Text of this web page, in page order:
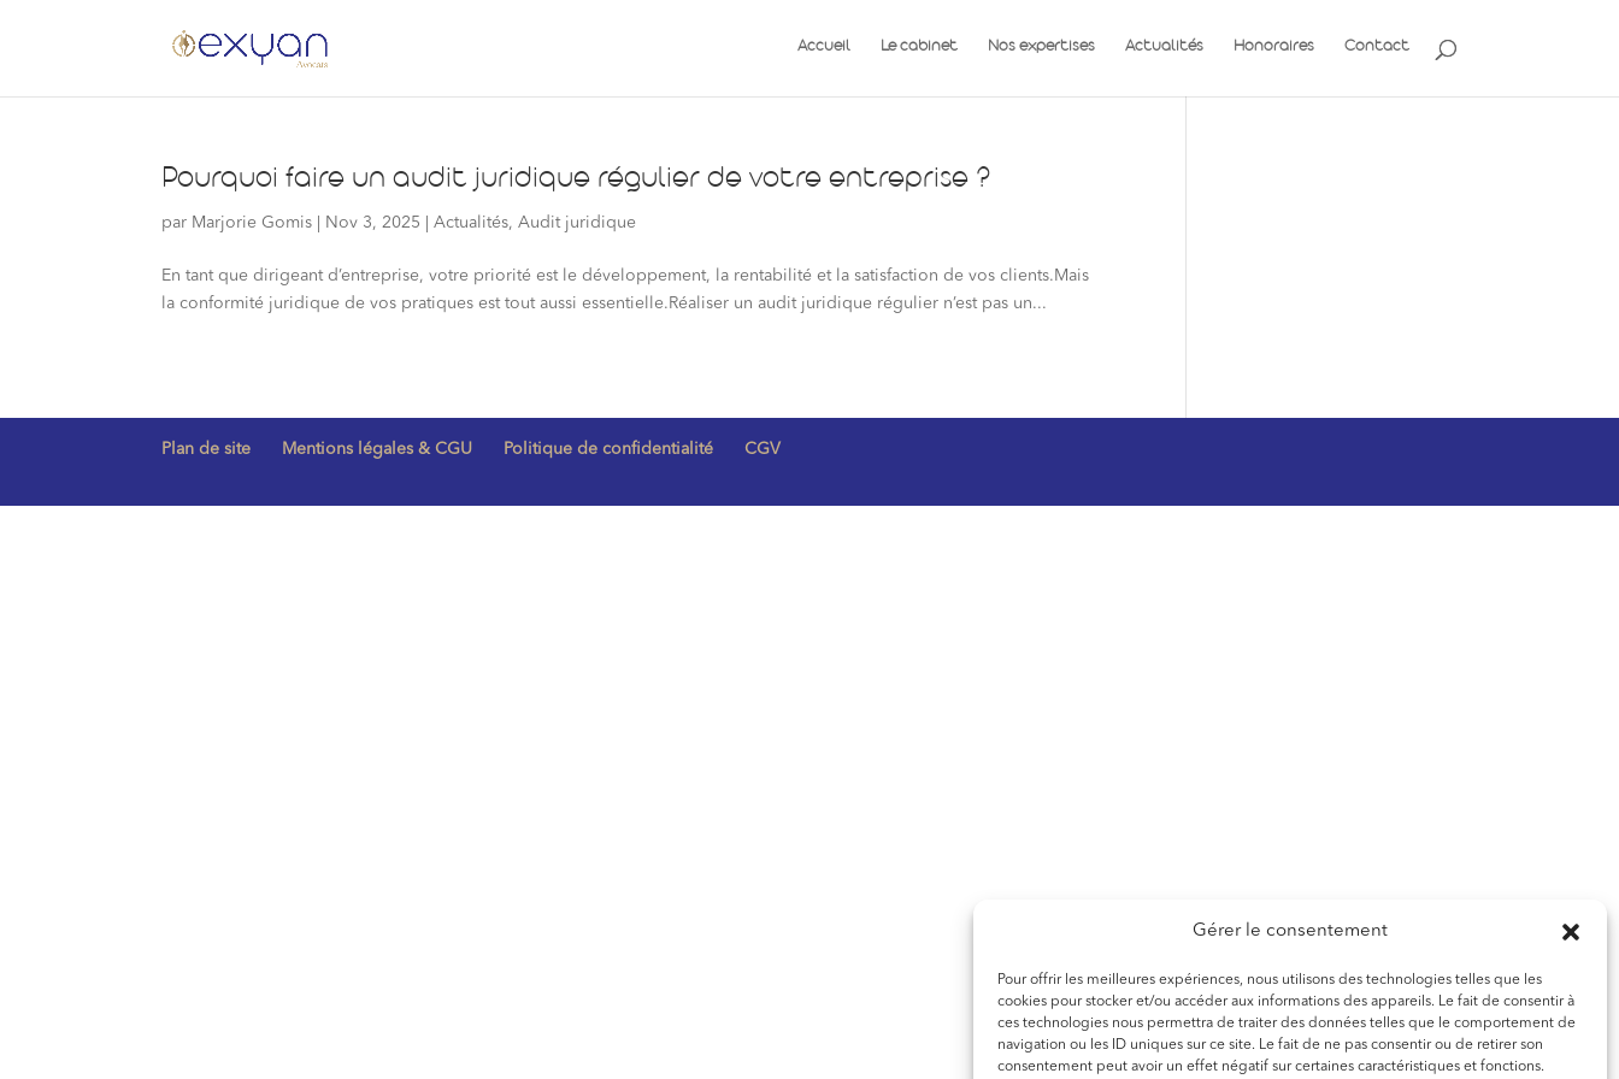
Gérer le consentement
Pour offrir les meilleures expériences, nous utilisons des technologies telles que les
cookies pour stocker et/ou accéder aux informations des appareils. Le fait de consentir à
ces technologies nous permettra de traiter des données telles que le comportement de
navigation ou les ID uniques sur ce site. Le fait de ne pas consentir ou de retirer son
consentement peut avoir un effet négatif sur certaines caractéristiques et fonctions.
Accueil Le cabinet Nos expertises Actualités Honoraires Contact
Pourquoi faire un audit juridique régulier de votre entreprise ?
par Marjorie Gomis Nov 3, 2025 |Actualités,Audit juridique
En tant que dirigeant d’entreprise, votre priorité est le développement, la rentabilité et la satisfaction de vos clients.Mais
la conformité juridique de vos pratiques est tout aussi essentielle.Réaliser un audit juridique régulier n’est pas un...
Plan de site Mentions légales & CGU Politique de confidentialité CGV